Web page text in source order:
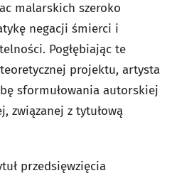
malarskich szeroko
negacji śmierci i
Pogłębiając te
projektu, artysta
sformułowania autorskiej
związanej z tytułową
przedsięwzięcia